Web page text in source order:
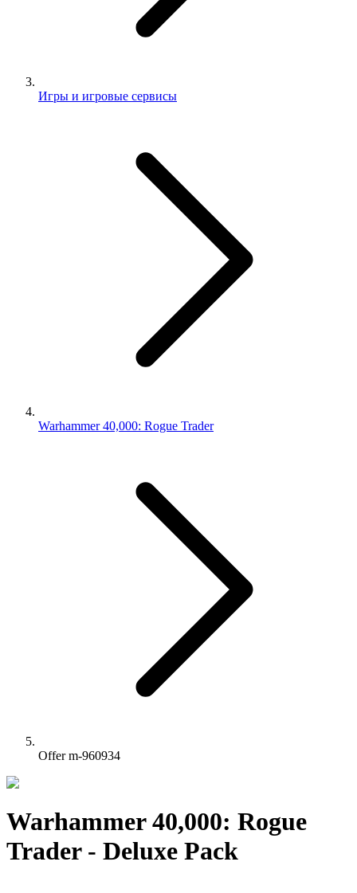
Игры и игровые сервисы
Warhammer 40,000: Rogue Trader
Offer m-960934
Warhammer 40,000: Rogue
Trader - Deluxe Pack